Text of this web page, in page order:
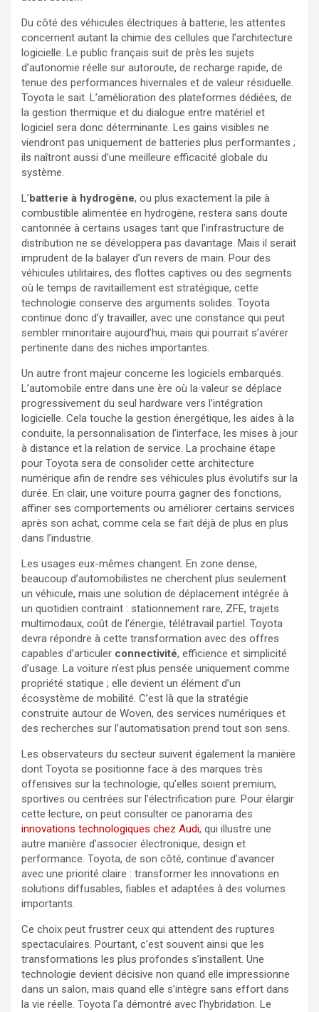
Du côté des véhicules électriques à batterie, les attentes
concernent autant la chimie des cellules que l’architecture
logicielle. Le public français suit de près les sujets
d’autonomie réelle sur autoroute, de recharge rapide, de
tenue des performances hivernales et de valeur résiduelle.
Toyota le sait. L’amélioration des plateformes dédiées, de
la gestion thermique et du dialogue entre matériel et
logiciel sera donc déterminante. Les gains visibles ne
viendront pas uniquement de batteries plus performantes ;
ils naîtront aussi d’une meilleure efficacité globale du
système.
L’batterie à hydrogène, ou plus exactement la pile à
combustible alimentée en hydrogène, restera sans doute
cantonnée à certains usages tant que l’infrastructure de
distribution ne se développera pas davantage. Mais il serait
imprudent de la balayer d’un revers de main. Pour des
véhicules utilitaires, des flottes captives ou des segments
où le temps de ravitaillement est stratégique, cette
technologie conserve des arguments solides. Toyota
continue donc d’y travailler, avec une constance qui peut
sembler minoritaire aujourd’hui, mais qui pourrait s’avérer
pertinente dans des niches importantes.
Un autre front majeur concerne les logiciels embarqués.
L’automobile entre dans une ère où la valeur se déplace
progressivement du seul hardware vers l’intégration
logicielle. Cela touche la gestion énergétique, les aides à la
conduite, la personnalisation de l’interface, les mises à jour
à distance et la relation de service. La prochaine étape
pour Toyota sera de consolider cette architecture
numérique afin de rendre ses véhicules plus évolutifs sur la
durée. En clair, une voiture pourra gagner des fonctions,
affiner ses comportements ou améliorer certains services
après son achat, comme cela se fait déjà de plus en plus
dans l’industrie.
Les usages eux-mêmes changent. En zone dense,
beaucoup d’automobilistes ne cherchent plus seulement
un véhicule, mais une solution de déplacement intégrée à
un quotidien contraint : stationnement rare, ZFE, trajets
multimodaux, coût de l’énergie, télétravail partiel. Toyota
devra répondre à cette transformation avec des offres
capables d’articuler connectivité, efficience et simplicité
d’usage. La voiture n’est plus pensée uniquement comme
propriété statique ; elle devient un élément d’un
écosystème de mobilité. C’est là que la stratégie
construite autour de Woven, des services numériques et
des recherches sur l’automatisation prend tout son sens.
Les observateurs du secteur suivent également la manière
dont Toyota se positionne face à des marques très
offensives sur la technologie, qu’elles soient premium,
sportives ou centrées sur l’électrification pure. Pour élargir
cette lecture, on peut consulter ce panorama des
innovations technologiques chez Audi, qui illustre une
autre manière d’associer électronique, design et
performance. Toyota, de son côté, continue d’avancer
avec une priorité claire : transformer les innovations en
solutions diffusables, fiables et adaptées à des volumes
importants.
Ce choix peut frustrer ceux qui attendent des ruptures
spectaculaires. Pourtant, c’est souvent ainsi que les
transformations les plus profondes s’installent. Une
technologie devient décisive non quand elle impressionne
dans un salon, mais quand elle s’intègre sans effort dans
la vie réelle. Toyota l’a démontré avec l’hybridation. Le